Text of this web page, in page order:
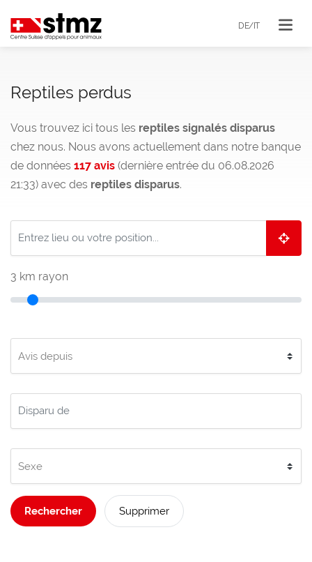
DE/IT
Reptiles perdus
Vous trouvez ici tous les reptiles signalés disparus
chez nous. Nous avons actuellement dans notre banque
de données 117 avis (dernière entrée du 06.08.2026
21:33) avec des reptiles disparus.
3 km rayon
Rechercher Supprimer